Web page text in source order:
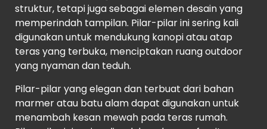
struktur, tetapi juga sebagai elemen desain yang
memperindah tampilan. Pilar-pilar ini sering kali
digunakan untuk mendukung kanopi atau atap
teras yang terbuka, menciptakan ruang outdoor
yang nyaman dan teduh.
Pilar-pilar yang elegan dan terbuat dari bahan
marmer atau batu alam dapat digunakan untuk
menambah kesan mewah pada teras rumah.